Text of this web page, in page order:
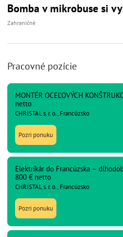
Bomba v mikrobuse si
Zahraničné
Pracovné pozície
MONTÉR OCEĽOVÝCH
netto
CHRISTAL s. r. o., Francúzsko
Pozri ponuku
Elektrikár do Francúzska –
800 € netto
CHRISTAL s. r. o., Francúzsko
Pozri ponuku